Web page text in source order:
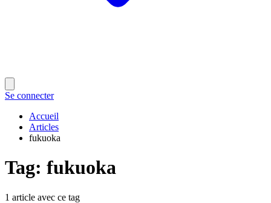
Se connecter
Accueil
Articles
fukuoka
Tag: fukuoka
1 article avec ce tag